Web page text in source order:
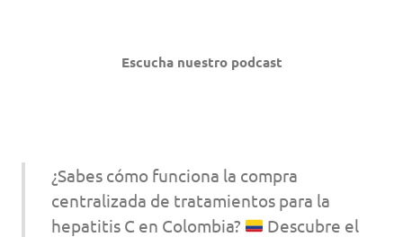
Escucha nuestro podcast
¿Sabes cómo funciona la compra
centralizada de tratamientos para la
hepatitis C en Colombia?
Descubre el